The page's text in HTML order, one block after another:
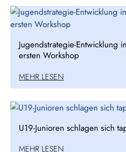
Jugendstrategie-Entwicklung
ersten Workshop
MEHR LESEN
U19-Junioren schlagen sich
MEHR LESEN